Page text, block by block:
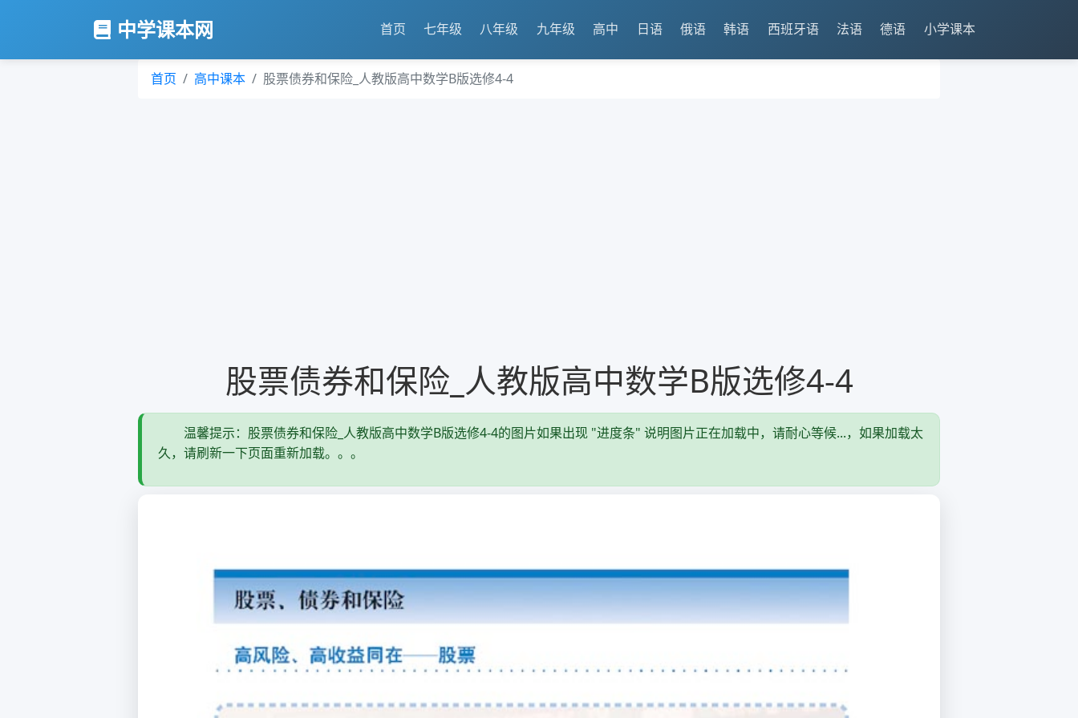
中学课本网 首页 七年级 八年级 九年级 高中 日语 俄语 韩语 西班牙语 法语 德语 小学课本
首页 高中课本 股票债券和保险_人教版高中数学B版选修4-4
股票债券和保险_人教版高中数学B版选修4-4
温馨提示：股票债券和保险_人教版高中数学B版选修4-4的图片如果出现 "进度条" 说明图片正在加载中，请耐心等候...，如果加载太
久，请刷新一下页面重新加载。。。